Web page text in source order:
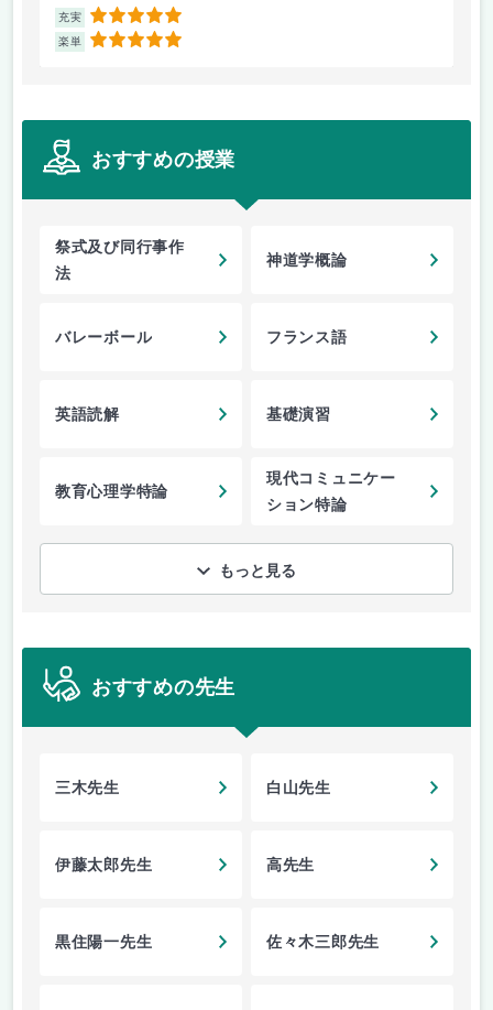
充実 5
楽単 5
おすすめの授業
祭式及び同行事作
法
神道学概論
バレーボール フランス語
英語読解 基礎演習
教育心理学特論
現代コミュニケー
ション特論
もっと見る
おすすめの先生
三木先生 白山先生
伊藤太郎先生 高先生
黒住陽一先生 佐々木三郎先生